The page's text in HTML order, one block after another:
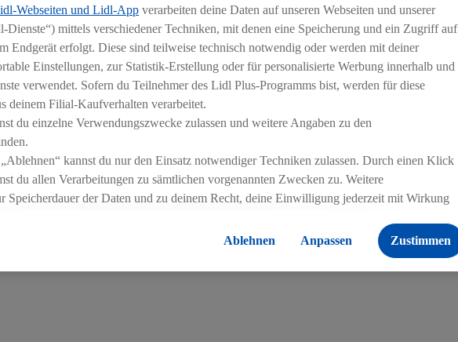
und ist seit 2017 als Profi unterwegs. In ihrer noch jungen Karriere
Frei ist bereits zweifache U23-Weltmeisterin und vierfache U23-
den Nachwuchspreis «SRF 3 Best Talent Sport» gewonnen. Für ihre
Gold in Paris 2024 gehört.
wie Lidl Schweiz unterstützt zu werden», so Sina Frei. «Wir sind beide
ich bin mir sicher, dass dieser Spirit auch im Rahmen unserer
Sina Frei herzlich: «Willkommen in unserer Lidl Family, Sina. Wir
stolz, dich unterstützen zu dürfen!»
Webseiten und Lidl-App verarbeiten deine Daten auf unseren Webseiten und unserer
Dienste“) mittels verschiedener Techniken, mit denen eine Speicherung und ein Zugriff auf
Endgerät erfolgt. Diese sind teilweise technisch notwendig oder werden mit deiner
Einstellungen, zur Statistik-Erstellung oder für personalisierte Werbung innerhalb und
verwendet. Sofern du Teilnehmer des Lidl Plus-Programms bist, werden für diese
deinem Filial-Kaufverhalten verarbeitet.
du einzelne Verwendungszwecke zulassen und weitere Angaben zu den
kannst du nur den Einsatz notwendiger Techniken zulassen. Durch einen Klick
du allen Verarbeitungen zu sämtlichen vorgenannten Zwecken zu. Weitere
Speicherdauer der Daten und zu deinem Recht, deine Einwilligung jederzeit mit Wirkung
Ablehnen
Anpassen Zustimmen